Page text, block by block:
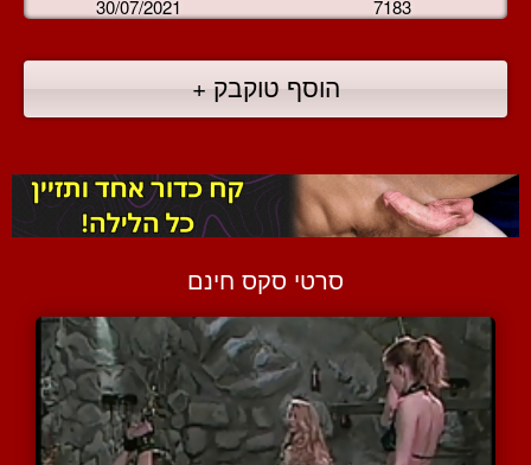
30/07/2021 7183
הוסף טוקבק +
סרטי סקס חינם